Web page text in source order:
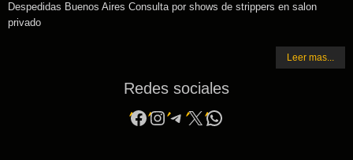
Despedidas Buenos Aires Consulta por shows de strippers en salon
privado
Leer mas...
Redes sociales
Facebook
Instagram
Telegram
X WhatsApp